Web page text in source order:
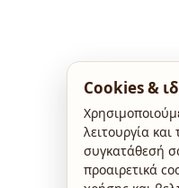
Cookies &
λειτουργία
συγκατάθεσή
προαιρετικά